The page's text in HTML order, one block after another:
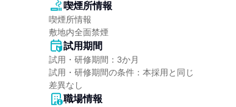
喫煙所情報
喫煙所情報
敷地内全面禁煙
試用期間
試用・研修期間：3か月
試用・研修期間の条件：本採用と同じ
職場情報